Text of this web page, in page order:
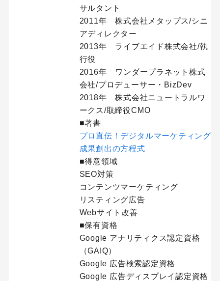
サルタント
2011年 株式会社メタップス/シニ
アディレクター
2013年 ライブエイド株式会社/執
行役
2016年 ワンダープラネット株式
会社/プロデューサー・BizDev
2018年 株式会社ニュートラルワ
ークス/取締役CMO
■著書
プロ直伝！デジタルマーケティング
成果創出の方程式
■得意領域
SEO対策
コンテンツマーケティング
リスティング広告
Webサイト改善
■保有資格
Google アナリティクス認定資格
（GAIQ）
Google 広告検索認定資格
Google 広告ディスプレイ認定資格